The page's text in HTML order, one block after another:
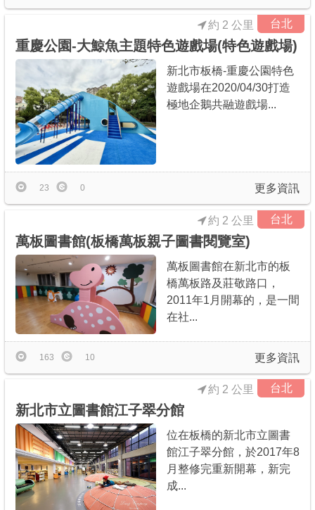
台北
重慶公園-大鯨魚主題特色遊戲場(特色遊戲場)
約 2 公里
新北市板橋-重慶公園特色
遊戲場在2020/04/30打造
極地企鵝共融遊戲場...
更多資訊
23 0
台北
萬板圖書館(板橋萬板親子圖書閱覽室)
約 2 公里
萬板圖書館在新北市的板
橋萬板路及莊敬路口，
2011年1月開幕的，是一間
在社...
更多資訊
163 10
台北
新北市立圖書館江子翠分館
約 2 公里
位在板橋的新北市立圖書
館江子翠分館，於2017年8
月整修完重新開幕，新完
成...